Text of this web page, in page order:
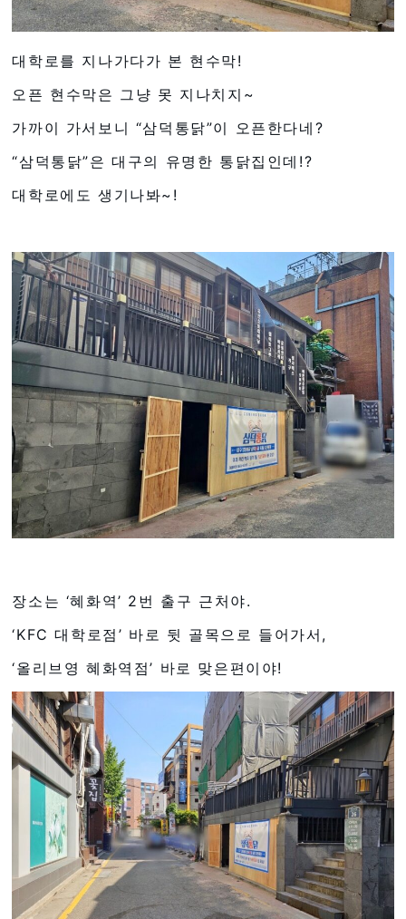
대학로를 지나가다가 본 현수막!
오픈 현수막은 그냥 못 지나치지~
가까이 가서보니 “삼덕통닭”이 오픈한다네?
“삼덕통닭”은 대구의 유명한 통닭집인데!?
대학로에도 생기나봐~!
장소는 ‘혜화역’ 2번 출구 근처야.
‘KFC 대학로점’ 바로 뒷 골목으로 들어가서,
‘올리브영 혜화역점’ 바로 맞은편이야!